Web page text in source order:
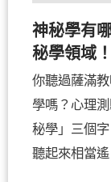
神秘學有
秘學領域！
你聽過薩滿
學嗎？心理
秘學」三個
聽起來相當